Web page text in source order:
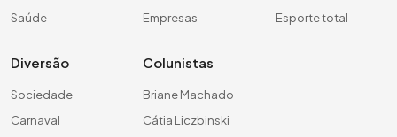
Saúde
Empresas
Esporte total
Diversão
Sociedade
Carnaval
Colunistas
Briane Machado
Cátia Liczbinski